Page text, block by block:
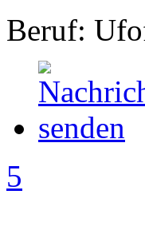
Beruf:
5